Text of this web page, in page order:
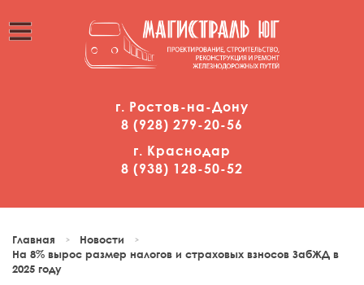
г. Ростов-на-Дону
8 (928) 279-20-56
г. Краснодар
8 (938) 1 28-50-52
Главная
Новости
На 8% вырос размер налогов и страховых взносов ЗабЖД в
2025 году